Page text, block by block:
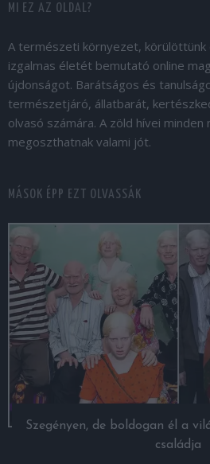
MI EZ AZ OLDAL?
A természeti környezet, körülöttünk
izgalmas életét bemutató online
újdonságot. Barátságos és
természetjáró, állatbarát,
olvasó számára. A zöld hívei minden
megoszthatnak valami jót.
MÁSOK ÉPP EZT OLVASSÁK
Szegényen, de boldogan él a
családja